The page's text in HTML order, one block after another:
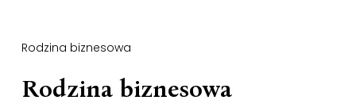
Rodzina biznesowa
Rodzina biznesowa